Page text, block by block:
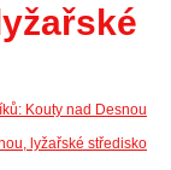
Kouty nad Desnou
lyžařské středisko